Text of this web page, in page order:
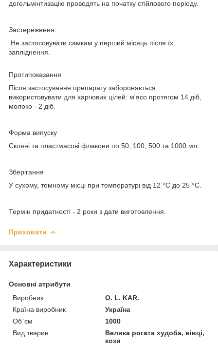
дегельмінтизацію проводять на початку стійлового періоду.
Застереження
Не застосовувати самкам у перший місяць після їх
запліднення.
Протипоказання
Після застосування препарату забороняється
використовувати для харчових цілей: м'ясо протягом 14 діб,
молоко - 2 діб.
Форма випуску
Скляні та пластмасові флакони по 50, 100, 500 та 1000 мл.
Зберігання
У сухому, темному місці при температурі від 12 °С до 25 °С.
Термін придатності - 2 роки з дати виготовлення.
Приховати
Характеристики
Основні атрибути
Виробник
O. L. KAR.
Країна виробник
Україна
Об`єм
1000
Вид тварин
Велика рогата худоба, вівці,
кози